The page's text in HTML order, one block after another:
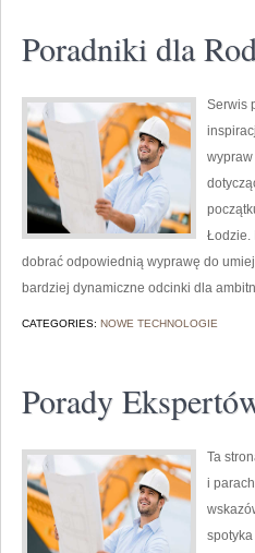
Poradniki dla
Serwis
Łodzie.
dobrać odpowiednią wyprawę do
bardziej dynamiczne odcinki dla
CATEGORIES: NOWE TECHNOLOGIE
Porady
Ta
i